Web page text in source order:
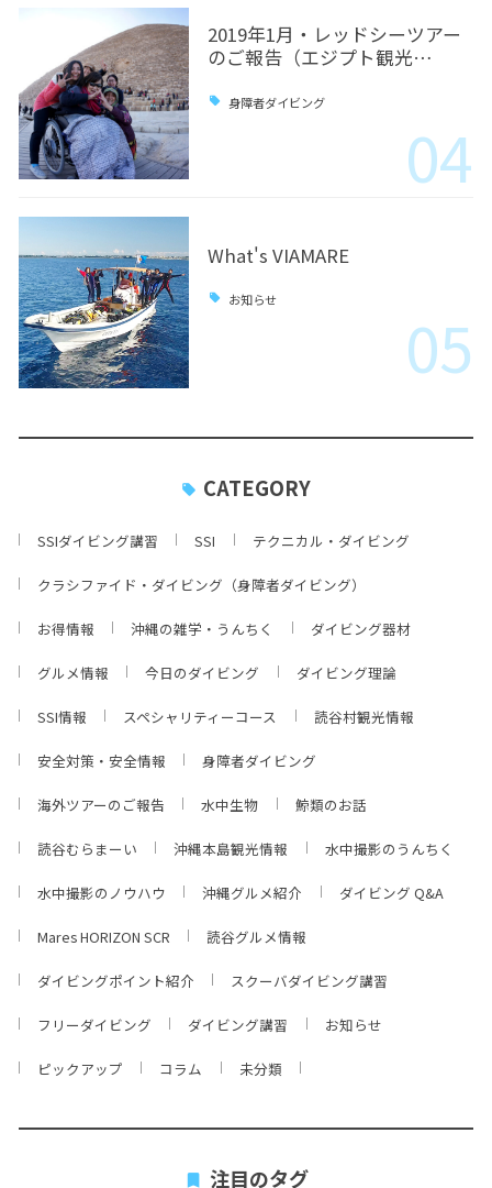
2019年1月・レッドシーツアー
のご報告（エジプト観光…
身障者ダイビング
04
What's VIAMARE
お知らせ
05
CATEGORY
SSIダイビング講習 SSI テクニカル・ダイビング
クラシファイド・ダイビング（身障者ダイビング）
お得情報 沖縄の雑学・うんちく ダイビング器材
グルメ情報 今日のダイビング ダイビング理論
SSI情報 スペシャリティーコース 読谷村観光情報
安全対策・安全情報 身障者ダイビング
海外ツアーのご報告 水中生物 鯨類のお話
読谷むらまーい 沖縄本島観光情報 水中撮影のうんちく
水中撮影のノウハウ 沖縄グルメ紹介 ダイビング Q&A
Mares HORIZON SCR 読谷グルメ情報
ダイビングポイント紹介 スクーバダイビング講習
フリーダイビング ダイビング講習 お知らせ
ピックアップ コラム 未分類
注目のタグ